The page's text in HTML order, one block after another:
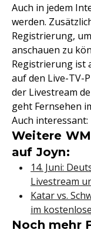
Auch in jedem
werden.
Registrierung,
anschauen zu
Registrierung ist
auf den Live-TV-
der Livestream
geht Fernsehen
Auch interessant:
Weitere
auf Joyn:
14. Juni:
Livestream
Katar vs.
im
Noch mehr